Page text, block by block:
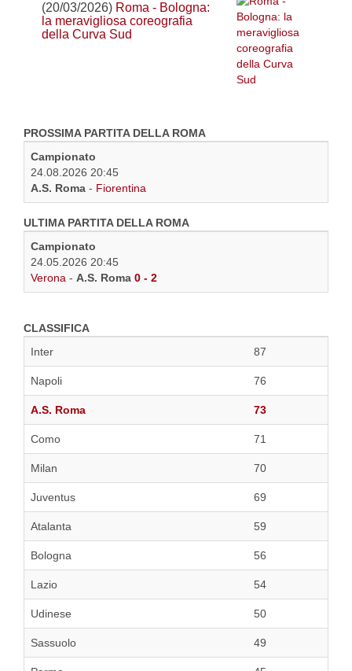
(20/03/2026) Roma - Bologna:
la meravigliosa coreografia
della Curva Sud
PROSSIMA PARTITA DELLA ROMA
Campionato
24.08.2026 20:45
A.S. Roma - Fiorentina
ULTIMA PARTITA DELLA ROMA
Campionato
24.05.2026 20:45
Verona - A.S. Roma 0 - 2
CLASSIFICA
Inter
87
Napoli 76
A.S. Roma 73
Como 71
Milan 70
Juventus 69
Atalanta 59
Bologna 56
Lazio 54
Udinese 50
Sassuolo 49